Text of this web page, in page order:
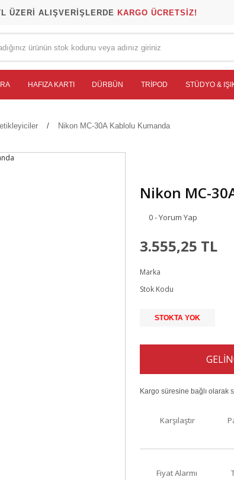
ÜZERİ ALIŞVERİŞLERDE KARGO ÜCRETSİZ!
HAFIZA KARTI DÜRBÜN TRIPOD STÜDYO &
Nikon MC-30A Kablolu Kumanda
Nikon MC-
0 - Yorum Yap
3.555,25 TL
Marka
Stok Kodu
STOKTA YOK
Kargo süresine bağlı olarak
Karşılaştır
Fiyat Alarmı